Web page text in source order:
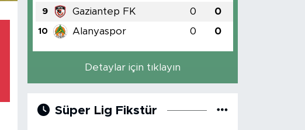
9 Gaziantep FK 0 0
10 Alanyaspor 0 0
Detaylar için tıklayın
Süper Lig Fikstür